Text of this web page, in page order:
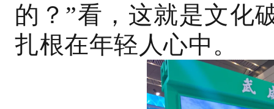
的？”看，这就是文化
扎根在年轻人心中。